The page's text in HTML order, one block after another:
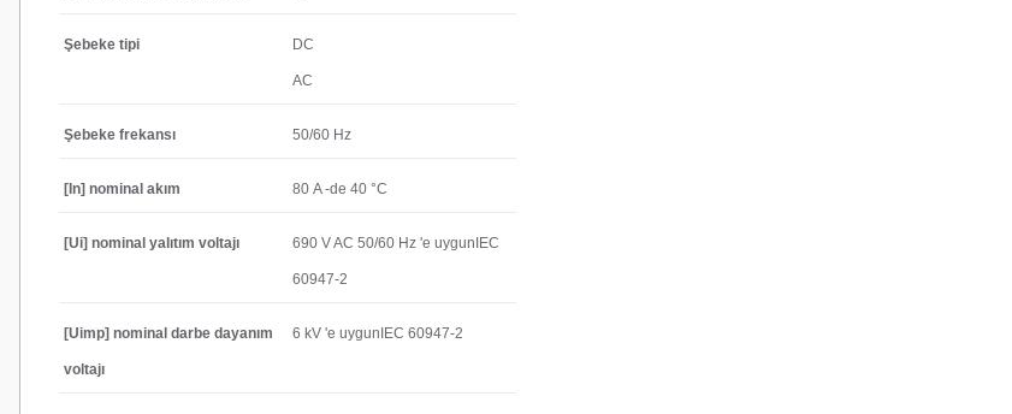
Şebeke tipi DC
AC
Şebeke frekansı 50/60 Hz
[In] nominal akım 80 A -de 40 °C
[Ui] nominal yalıtım voltajı 690 V AC 50/60 Hz 'e uygunIEC
60947-2
[Uimp] nominal darbe dayanım
voltajı
6 kV 'e uygunIEC 60947-2